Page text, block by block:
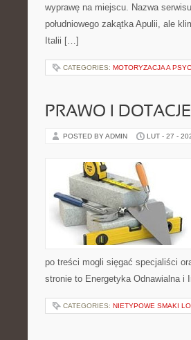
wyprawę na miejscu. Nazwa
południowego zakątka Apulii, ale
Italii […]
CATEGORIES: MOTORYZACJA A
PRAWO I DOTACJE
POSTED BY ADMIN LUT - 27 -
po treści mogli sięgać specjaliści
stronie to Energetyka Odnawialna
CATEGORIES: NIETYPOWE SMAKI